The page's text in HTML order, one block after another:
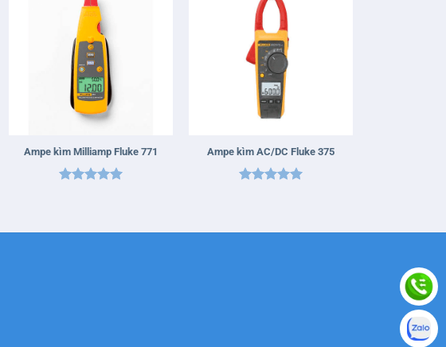
Ampe kìm Milliamp Fluke 771 Ampe kìm AC/DC Fluke 375